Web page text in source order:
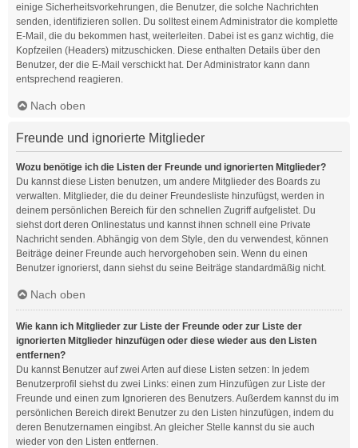
einige Sicherheitsvorkehrungen, die Benutzer, die solche Nachrichten
senden, identifizieren sollen. Du solltest einem Administrator die komplette
E-Mail, die du bekommen hast, weiterleiten. Dabei ist es ganz wichtig, die
Kopfzeilen (Headers) mitzuschicken. Diese enthalten Details über den
Benutzer, der die E-Mail verschickt hat. Der Administrator kann dann
entsprechend reagieren.
Nach oben
Freunde und ignorierte Mitglieder
Wozu benötige ich die Listen der Freunde und ignorierten Mitglieder?
Du kannst diese Listen benutzen, um andere Mitglieder des Boards zu
verwalten. Mitglieder, die du deiner Freundesliste hinzufügst, werden in
deinem persönlichen Bereich für den schnellen Zugriff aufgelistet. Du
siehst dort deren Onlinestatus und kannst ihnen schnell eine Private
Nachricht senden. Abhängig von dem Style, den du verwendest, können
Beiträge deiner Freunde auch hervorgehoben sein. Wenn du einen
Benutzer ignorierst, dann siehst du seine Beiträge standardmäßig nicht.
Nach oben
Wie kann ich Mitglieder zur Liste der Freunde oder zur Liste der
ignorierten Mitglieder hinzufügen oder diese wieder aus den Listen
entfernen?
Du kannst Benutzer auf zwei Arten auf diese Listen setzen: In jedem
Benutzerprofil siehst du zwei Links: einen zum Hinzufügen zur Liste der
Freunde und einen zum Ignorieren des Benutzers. Außerdem kannst du im
persönlichen Bereich direkt Benutzer zu den Listen hinzufügen, indem du
deren Benutzernamen eingibst. An gleicher Stelle kannst du sie auch
wieder von den Listen entfernen.